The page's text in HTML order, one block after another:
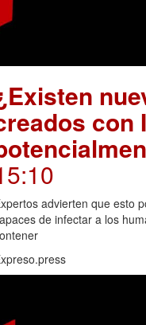
con
advierten que esto
de infectar a los